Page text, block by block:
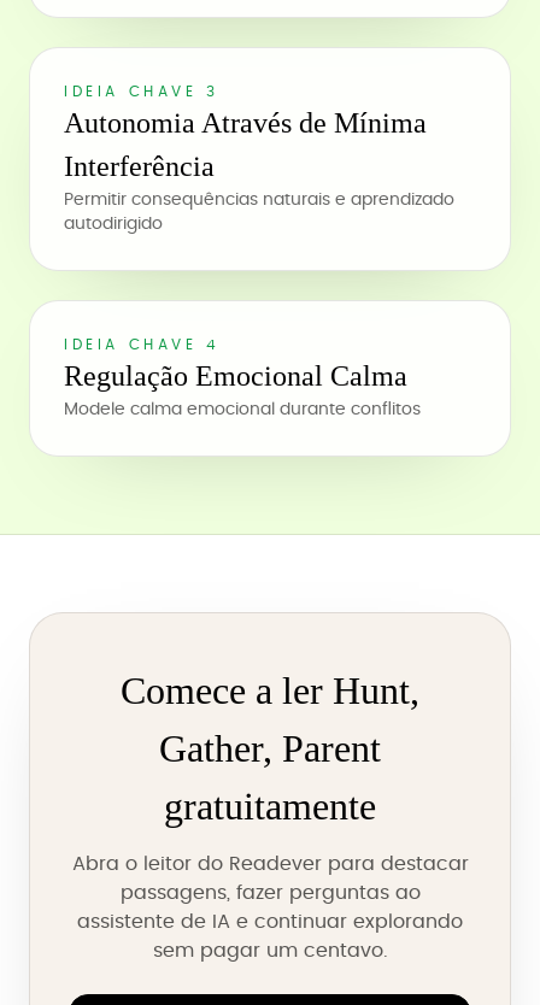
IDEIA CHAVE 3
Autonomia Através de Mínima
Interferência
Permitir consequências naturais e aprendizado
autodirigido
IDEIA CHAVE 4
Regulação Emocional Calma
Modele calma emocional durante conflitos
Comece a ler Hunt,
Gather, Parent
gratuitamente
Abra o leitor do Readever para destacar
passagens, fazer perguntas ao
assistente de IA e continuar explorando
sem pagar um centavo.